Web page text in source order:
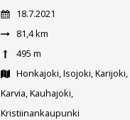
18.7.2021
81,4 km
495 m
Honkajoki, Isojoki, Karijoki,
Karvia, Kauhajoki,
Kristiinankaupunki